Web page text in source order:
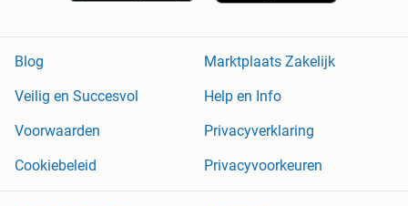
Blog
Marktplaats Zakelijk
Veilig en Succesvol
Help en Info
Voorwaarden
Privacyverklaring
Cookiebeleid
Privacyvoorkeuren